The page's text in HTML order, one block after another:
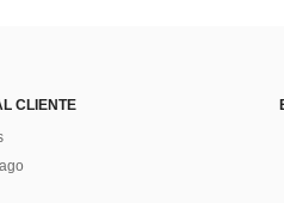
CLIENTE